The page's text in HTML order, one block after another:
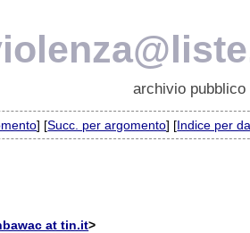
archivio pubblico
] [Succ. per argomento] [Indice per
at tin.it>